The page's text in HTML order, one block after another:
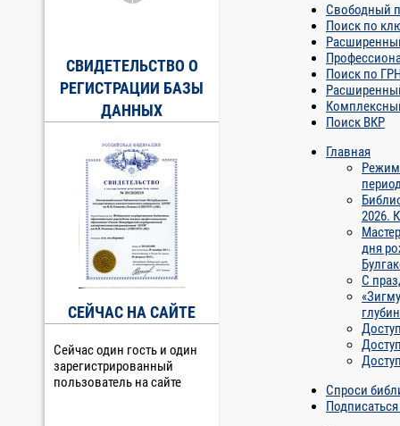
СВИДЕТЕЛЬСТВО О
РЕГИСТРАЦИИ БАЗЫ
ДАННЫХ
СЕЙЧАС НА САЙТЕ
Сейчас один гость и один
зарегистрированный
пользователь на сайте
Свободный
Поиск по
Поиск по
Поиск ВКР
Главная
Режим
2026.
дня
С
Спроси